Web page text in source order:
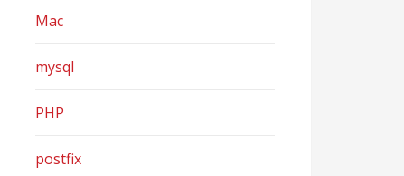
Mac
mysql
PHP
postfix